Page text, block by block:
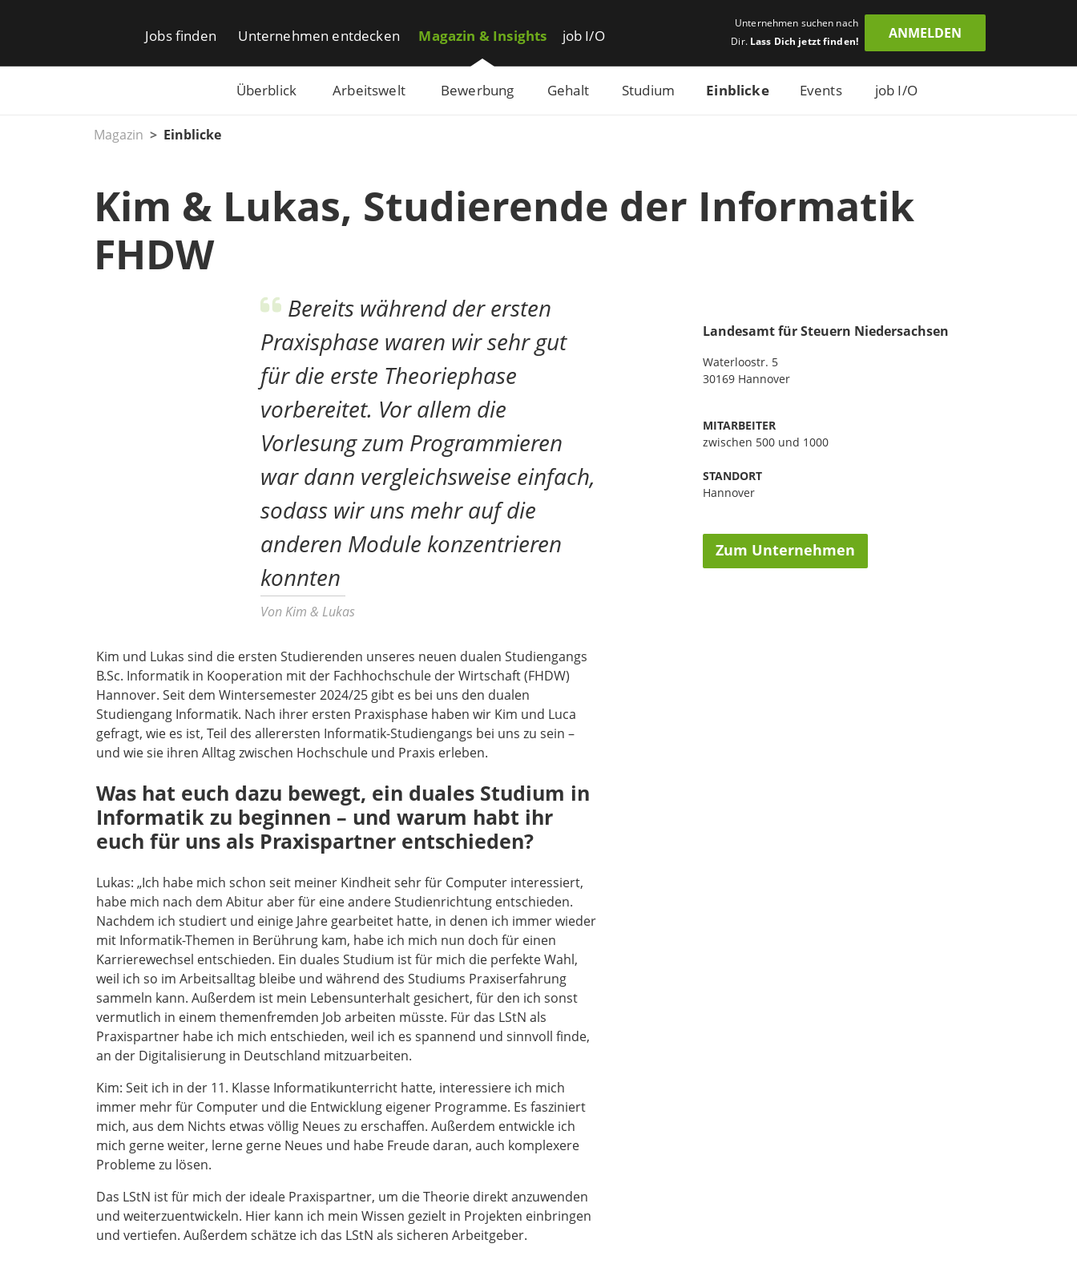
Jobs finden Unternehmen entdecken Magazin & Insights
Überblick Arbeitswelt Bewerbung Gehalt Studium Einblicke Events job I/O
job I/O
Unternehmen suchen nach
Dir. Lass Dich jetzt finden!
ANMELDEN
Magazin Einblicke
Kim & Lukas, Studierende der Informatik
FHDW
Bereits während der ersten
Praxisphase waren wir sehr gut
für die erste Theoriephase
vorbereitet. Vor allem die
Vorlesung zum Programmieren
war dann vergleichsweise einfach,
sodass wir uns mehr auf die
anderen Module konzentrieren
konnten
Von Kim & Lukas
Kim und Lukas sind die ersten Studierenden unseres neuen dualen Studiengangs
B.Sc. Informatik in Kooperation mit der Fachhochschule der Wirtschaft (FHDW)
Hannover. Seit dem Wintersemester 2024/25 gibt es bei uns den dualen
Studiengang Informatik. Nach ihrer ersten Praxisphase haben wir Kim und Luca
gefragt, wie es ist, Teil des allerersten Informatik-Studiengangs bei uns zu sein –
und wie sie ihren Alltag zwischen Hochschule und Praxis erleben.
Was hat euch dazu bewegt, ein duales Studium in
Informatik zu beginnen – und warum habt ihr
euch für uns als Praxispartner entschieden?
Lukas: „Ich habe mich schon seit meiner Kindheit sehr für Computer interessiert,
habe mich nach dem Abitur aber für eine andere Studienrichtung entschieden.
Nachdem ich studiert und einige Jahre gearbeitet hatte, in denen ich immer wieder
mit Informatik-Themen in Berührung kam, habe ich mich nun doch für einen
Karrierewechsel entschieden. Ein duales Studium ist für mich die perfekte Wahl,
weil ich so im Arbeitsalltag bleibe und während des Studiums Praxiserfahrung
sammeln kann. Außerdem ist mein Lebensunterhalt gesichert, für den ich sonst
vermutlich in einem themenfremden Job arbeiten müsste. Für das LStN als
Praxispartner habe ich mich entschieden, weil ich es spannend und sinnvoll finde,
an der Digitalisierung in Deutschland mitzuarbeiten.
Kim: Seit ich in der 11. Klasse Informatikunterricht hatte, interessiere ich mich
immer mehr für Computer und die Entwicklung eigener Programme. Es fasziniert
mich, aus dem Nichts etwas völlig Neues zu erschaffen. Außerdem entwickle ich
mich gerne weiter, lerne gerne Neues und habe Freude daran, auch komplexere
Probleme zu lösen.
Das LStN ist für mich der ideale Praxispartner, um die Theorie direkt anzuwenden
und weiterzuentwickeln. Hier kann ich mein Wissen gezielt in Projekten einbringen
und vertiefen. Außerdem schätze ich das LStN als sicheren Arbeitgeber.
Landesamt für Steuern Niedersachsen
Waterloostr. 5
30169 Hannover
MITARBEITER
zwischen 500 und 1000
STANDORT
Hannover
Zum Unternehmen